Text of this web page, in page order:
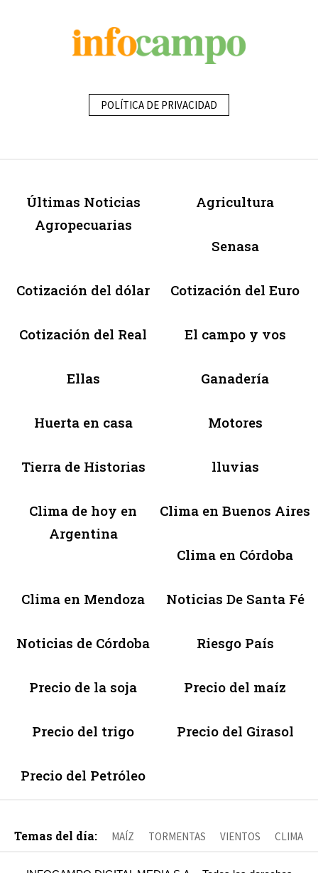
POLÍTICA DE PRIVACIDAD
Últimas Noticias
Agropecuarias
Agricultura
Senasa
Cotización del dólar Cotización del Euro
Cotización del Real El campo y vos
Ellas Ganadería
Huerta en casa Motores
Tierra de Historias lluvias
Clima de hoy en
Argentina
Clima en Buenos Aires
Clima en Córdoba
Clima en Mendoza Noticias De Santa Fé
Noticias de Córdoba Riesgo País
Precio de la soja Precio del maíz
Precio del trigo Precio del Girasol
Precio del Petróleo
Temas del día: MAÍZ TORMENTAS VIENTOS CLIMA